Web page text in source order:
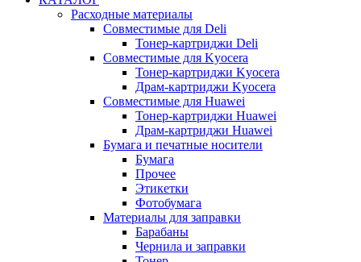
Расходные материалы
Совместимые для Deli
Тонер-картриджи Deli
Совместимые для Kyocera
Тонер-картриджи Kyocera
Драм-картриджи Kyocera
Совместимые для Huawei
Тонер-картриджи Huawei
Драм-картриджи Huawei
Бумага и печатные носители
Бумага
Прочее
Этикетки
Фотобумага
Материалы для заправки
Барабаны
Чернила и заправки